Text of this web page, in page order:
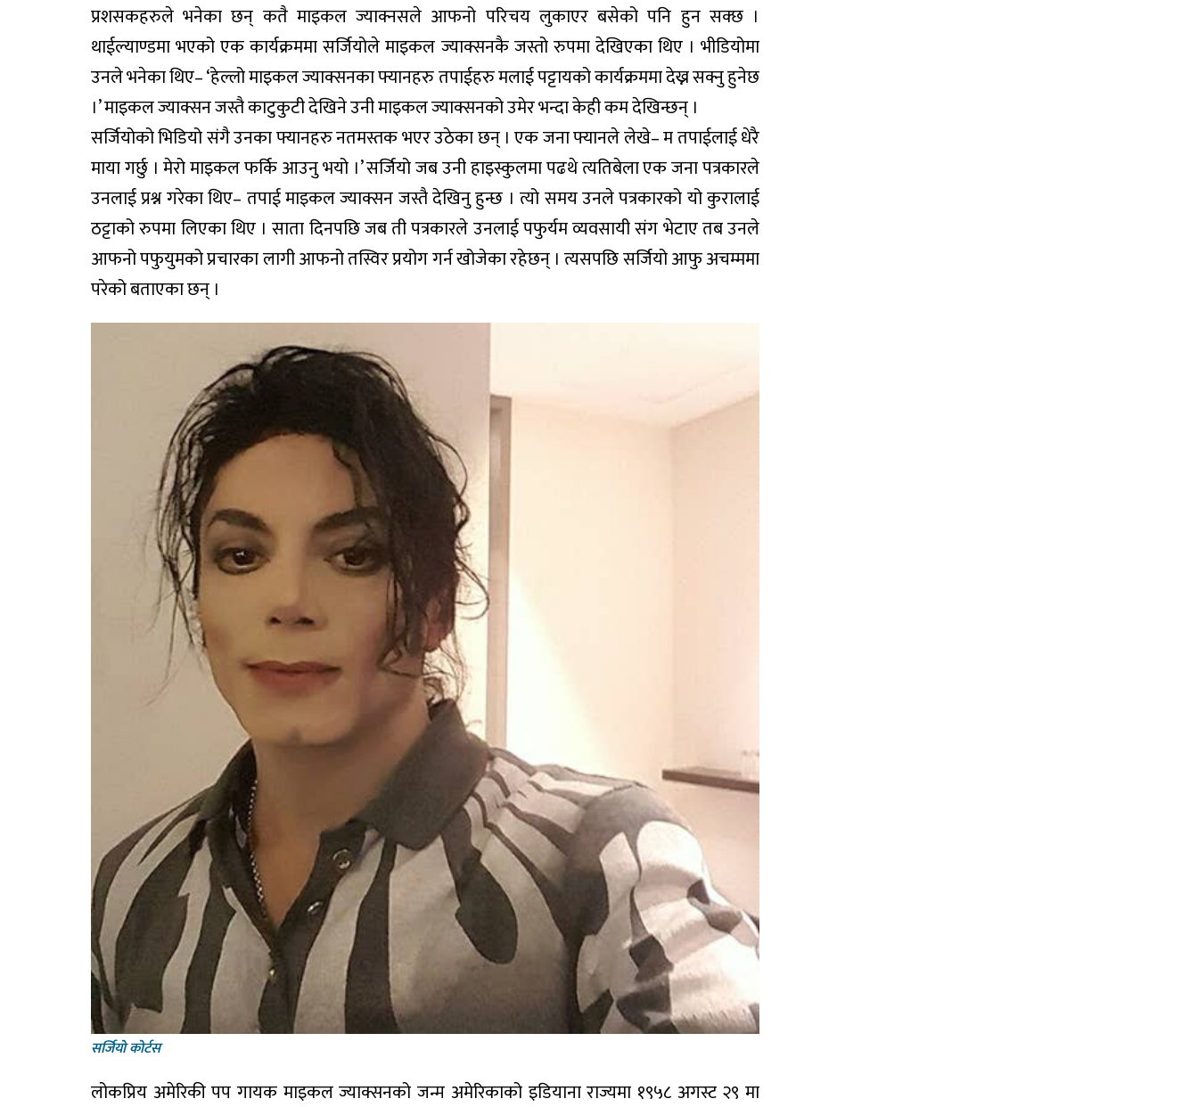
प्रशसकहरुले भनेका छन् कतै माइकल ज्याक्नसले आफनो परिचय लुकाएर बसेको पनि हुन सक्छ ।
थाईल्याण्डमा भएको एक कार्यक्रममा सर्जियोले माइकल ज्याक्सनकै जस्तो रुपमा देखिएका थिए । भीडियोमा
उनले भनेका थिए– ‘हेल्लो माइकल ज्याक्सनका फ्यानहरु तपाईहरु मलाई पट्टायको कार्यक्रममा देख्न सक्नु हुनेछ
।’ माइकल ज्याक्सन जस्तै काटुकुटी देखिने उनी माइकल ज्याक्सनको उमेर भन्दा केही कम देखिन्छन् ।
सर्जियोको भिडियो संगै उनका फ्यानहरु नतमस्तक भएर उठेका छन् । एक जना फ्यानले लेखे– म तपाईलाई धेरै
माया गर्छु । मेरो माइकल फर्कि आउनु भयो ।’ सर्जियो जब उनी हाइस्कुलमा पढथे त्यतिबेला एक जना पत्रकारले
उनलाई प्रश्न गरेका थिए– तपाई माइकल ज्याक्सन जस्तै देखिनु हुन्छ । त्यो समय उनले पत्रकारको यो कुरालाई
ठट्टाको रुपमा लिएका थिए । साता दिनपछि जब ती पत्रकारले उनलाई पफुर्यम व्यवसायी संग भेटाए तब उनले
आफनो पफुयुमको प्रचारका लागी आफनो तस्विर प्रयोग गर्न खोजेका रहेछन् । त्यसपछि सर्जियो आफु अचम्ममा
परेको बताएका छन् ।
सर्जियाे काेर्टस
लोकप्रिय अमेरिकी पप गायक माइकल ज्याक्सनको जन्म अमेरिकाको इडियाना राज्यमा १९५८ अगस्ट २९ मा